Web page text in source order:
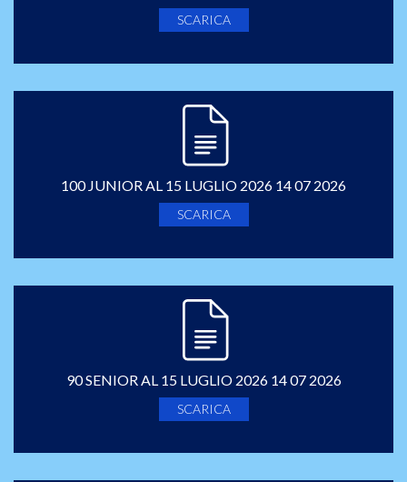
SCARICA
100 JUNIOR AL 15 LUGLIO 2026 14 07 2026
SCARICA
90 SENIOR AL 15 LUGLIO 2026 14 07 2026
SCARICA